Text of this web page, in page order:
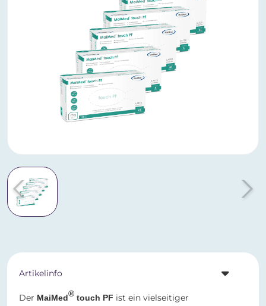
Artikelinfo
Der MaiMed® touch PF ist ein vielseitiger